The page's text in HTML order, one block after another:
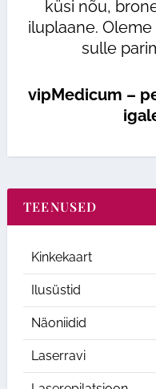
küsi nõu,
iluplaane.
sulle
vipMedicum –
TEENUSED
Kinkekaart
Ilusüstid
Näoniidid
Laserravi